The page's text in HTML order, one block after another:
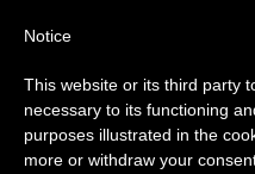
Aviso
Del 27 de julio al 7
anual, aprovechando
Notice
This website or its third party
necessary to its functioning
purposes illustrated in the
more or withdraw your